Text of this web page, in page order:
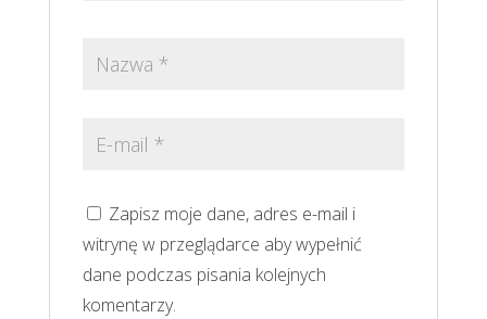
Zapisz moje dane, adres e-mail i
witrynę w przeglądarce aby wypełnić
dane podczas pisania kolejnych
komentarzy.